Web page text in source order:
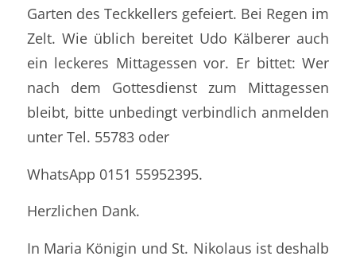
Garten des Teckkellers gefeiert. Bei Regen im
Zelt. Wie üblich bereitet Udo Kälberer auch
ein leckeres Mittagessen vor. Er bittet: Wer
nach dem Gottesdienst zum Mittagessen
bleibt, bitte unbedingt verbindlich anmelden
unter Tel. 55783 oder
WhatsApp 0151 55952395.
Herzlichen Dank.
In Maria Königin und St. Nikolaus ist deshalb